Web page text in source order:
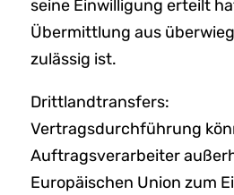
seine Einwilligung erteilt
Übermittlung aus
zulässig ist.
Drittlandtransfers:
Vertragsdurchführung
Auftragsverarbeiter
Europäischen Union zum